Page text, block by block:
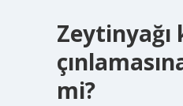
Zeytinyağı
mi?